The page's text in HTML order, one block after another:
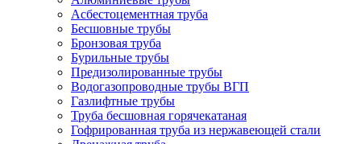
Асбестоцементная труба
Бесшовные трубы
Бронзовая труба
Бурильные трубы
Предизолированные трубы
Водогазопроводные трубы ВГП
Газлифтные трубы
Труба бесшовная горячекатаная
Гофрированная труба из нержавеющей стали